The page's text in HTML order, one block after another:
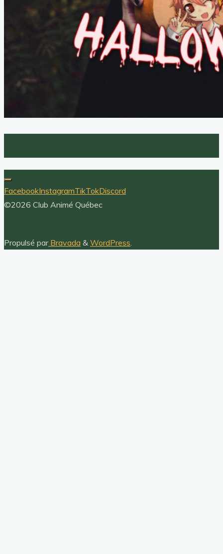
FacebookInstagramTikTokDiscord
©2026 Club Animé Québec
Propulsé parBravada & WordPress